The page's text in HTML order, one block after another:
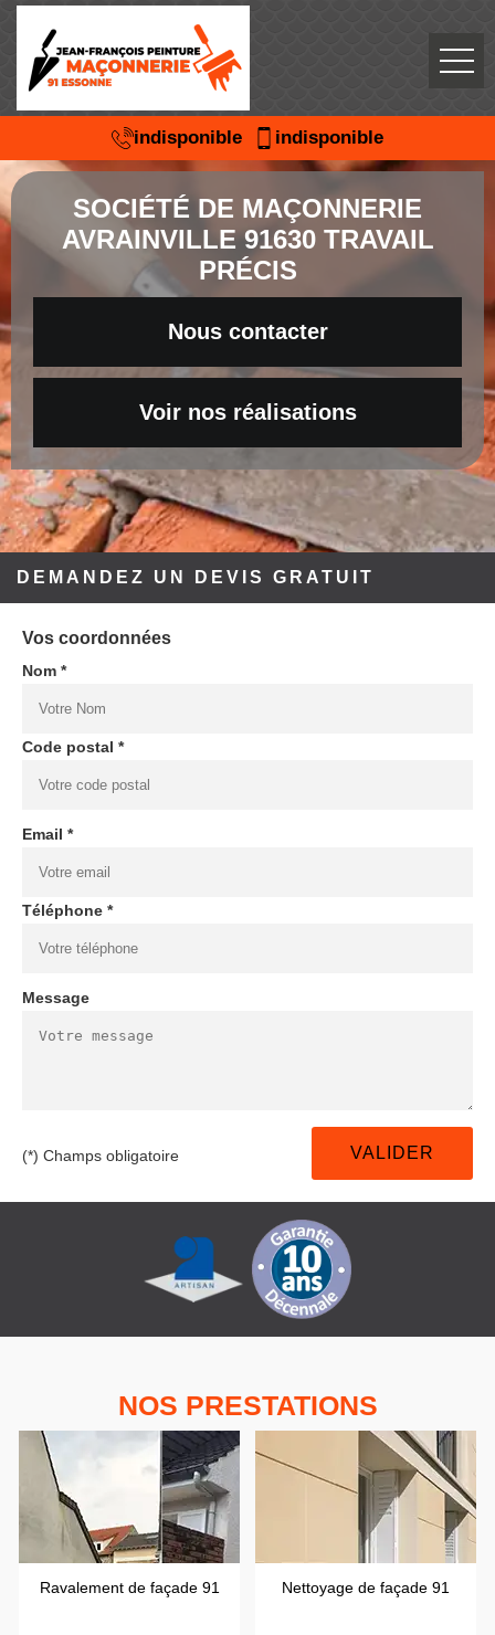
indisponible indisponible
SOCIÉTÉ DE MAÇONNERIE
AVRAINVILLE 91630 TRAVAIL
PRÉCIS
Nous contacter
Voir nos réalisations
DEMANDEZ UN DEVIS GRATUIT
Vos coordonnées
Nom *
Code postal *
Email *
Téléphone *
Message
(*) Champs obligatoire
NOS PRESTATIONS
Ravalement de façade 91 Nettoyage de façade 91